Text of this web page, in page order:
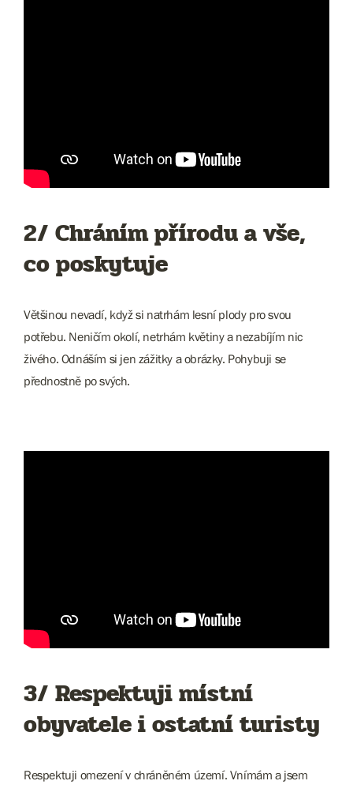
2/ Chráním přírodu a vše,
co poskytuje
Většinou nevadí, když si natrhám lesní plody pro svou
potřebu. Neničím okolí, netrhám květiny a nezabíjím nic
živého. Odnáším si jen zážitky a obrázky. Pohybuji se
přednostně po svých.
3/ Respektuji místní
obyvatele i ostatní turisty
Respektuji omezení v chráněném území. Vnímám a jsem